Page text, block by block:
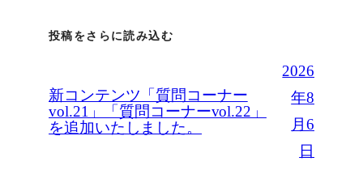
投稿をさらに読み込む
新コンテンツ「質問コーナー
vol.21」「質問コーナーvol.22」
を追加いたしました。
2026
年8
月6
日